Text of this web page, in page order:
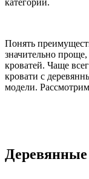
категории.
Понять
значительно
кроватей. Чаще
кровати с
модели.
Деревянные